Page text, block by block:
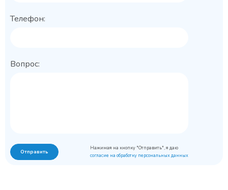
Телефон:
Вопрос:
Отправить
Нажимая на кнопку "Отправить", я даю
согласие на обработку персональных данных